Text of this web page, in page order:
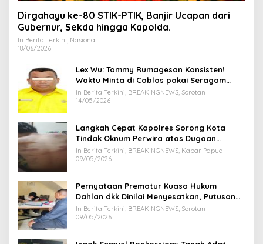
Dirgahayu ke-80 STIK-PTIK, Banjir Ucapan dari
Gubernur, Sekda hingga Kapolda.
In Berita Terkini, Nasional
18/06/2026
Lex Wu: Tommy Rumagesan Konsisten!
Waktu Minta di Coblos pakai Seragam
Kuning, Waktu MenCoblos Juga pakai Kaos
Kuning.
In Berita Terkini, BREAKINGNEWS, Sorotan
14/05/2026
Langkah Cepat Kapolres Sorong Kota
Tindak Oknum Perwira atas Dugaan
Kekerasan Brutal Terhadap Anak
In Berita Terkini, BREAKINGNEWS, Kabar Papua
09/05/2026
Pernyataan Prematur Kuasa Hukum
Dahlan dkk Dinilai Menyesatkan, Putusan
PK Isaak Boekorsjom Belum Dipublikasikan
In Berita Terkini, BREAKINGNEWS, Sorotan
09/05/2026